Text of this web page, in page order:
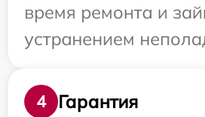
время ремонта и
устранением
4 Гарантия